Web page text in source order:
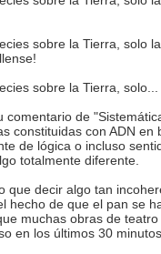
sobre la Tierra, solo
sobre la Tierra, solo...
comentario de
constituidas con ADN
de lógica o incluso
totalmente diferente.
que decir algo tan
hecho de que el pan se
muchas obras de
en los últimos 30